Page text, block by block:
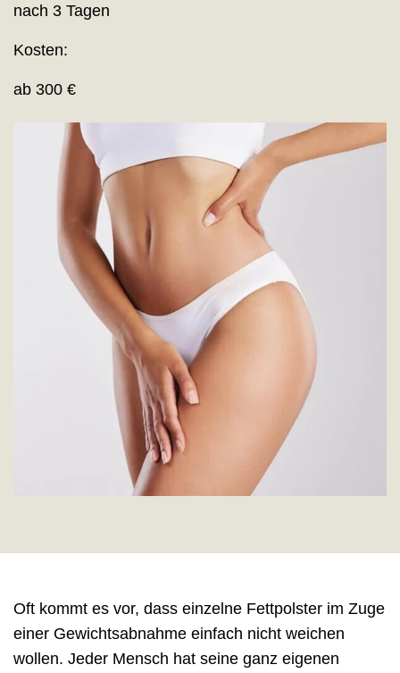
nach 3 Tagen
Kosten:
ab 300 €
Oft kommt es vor, dass einzelne Fettpolster im Zuge
einer Gewichtsabnahme einfach nicht weichen
wollen. Jeder Mensch hat seine ganz eigenen